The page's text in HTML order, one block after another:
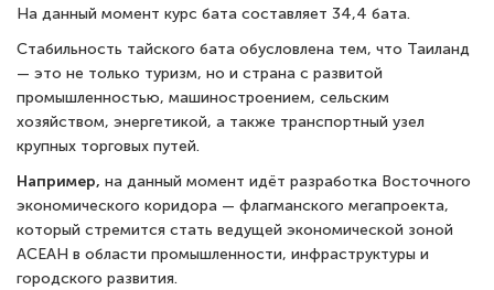
На данный момент курс бата составляет 34,4 бата.
Стабильность тайского бата обусловлена тем, что Таиланд
— это не только туризм, но и страна с развитой
промышленностью, машиностроением, сельским
хозяйством, энергетикой, а также транспортный узел
крупных торговых путей.
Например, на данный момент идёт разработка Восточного
экономического коридора — флагманского мегапроекта,
который стремится стать ведущей экономической зоной
АСЕАН в области промышленности, инфраструктуры и
городского развития.